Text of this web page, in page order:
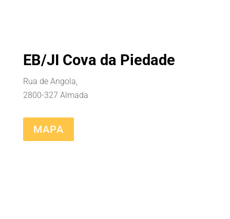
EB/JI Cova da Piedade
Rua de Angola,
2800-327 Almada
MAPA